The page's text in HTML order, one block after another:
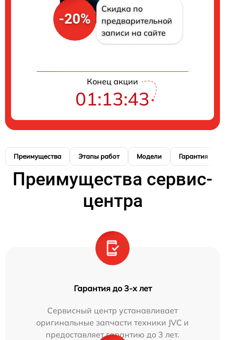
-20%
Скидка по
предварительной
записи на сайте
Конец акции
01:13:42
Преимущества Этапы работ Модели Гарантия
Преимущества сервис-
центра
Гарантия до 3-х лет
Сервисный центр устанавливает
оригинальные запчасти техники JVC и
предоставляет гарантию до 3 лет.